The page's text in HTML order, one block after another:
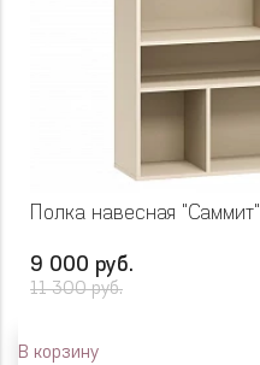
Полка навесная "Саммит"
9 000 руб.
11 300 руб.
В корзину